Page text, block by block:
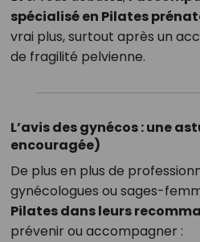
spécialisé en Pilates
vrai plus, surtout après un
de fragilité pelvienne.
L’avis des gynécos : une
encouragée)
De plus en plus de
gynécologues ou sages-
Pilates dans leurs
prévenir ou accompagner :